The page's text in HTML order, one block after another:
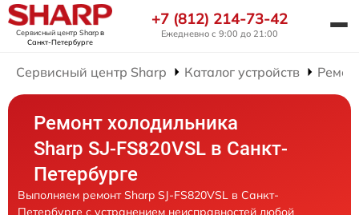
Сервисный центр Sharpв
Санкт-Петербурге
+7 (812) 214-73-42
Ежедневно с 9:00 до 21:00
Сервисный центр Sharp Каталог устройств
Ремонт холодильника
Sharp SJ-FS820VSL в Санкт-
Петербурге
Выполняем ремонт Sharp SJ-FS820VSL в Санкт-
Петербурге с устранением неисправностей любой